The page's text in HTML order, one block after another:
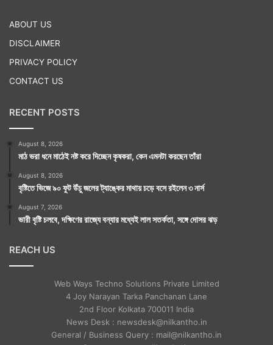
ABOUT US
DISCLAIMER
PRIVACY POLICY
CONTACT US
RECENT POSTS
August 8, 2026
মাঠ ভরা ধনে মাঠেই নষ্ট করে দিচ্ছেন কৃষকরা, কেন এমনটা করছেন তাঁরা
August 8, 2026
বৃষ্টিতে ভিজে ৯০ ফুট উঁচু জলের ট্যাঙ্কের মাথায় চড়ে বসে রইলেন ৩ নার্স
August 7, 2026
ভারী বৃষ্টি চলবে, দক্ষিণের রাজ্যে বন্যার মধ্যেই লাল সতর্কতা, সঙ্গে দোসর ঝড়
REACH US
Web Ways Techno Solutions Private Limited
4 Joy Narayan Tarka Panchanan Lane
2nd Floor Kolkata 700011 India
News Desk : newsdesk@nilkantho.in
General / Business Query : mail@nilkantho.in